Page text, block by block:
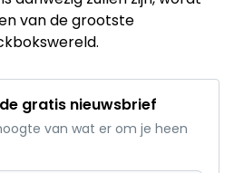
van de grootste
gratis nieuwsbrief
van wat er om je heen